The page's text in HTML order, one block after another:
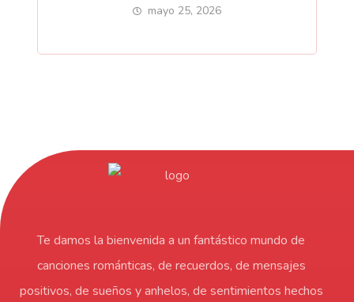
mayo 25, 2026
Te damos la bienvenida a un fantástico mundo de
canciones románticas, de recuerdos, de mensajes
positivos, de sueños y anhelos, de sentimientos hechos